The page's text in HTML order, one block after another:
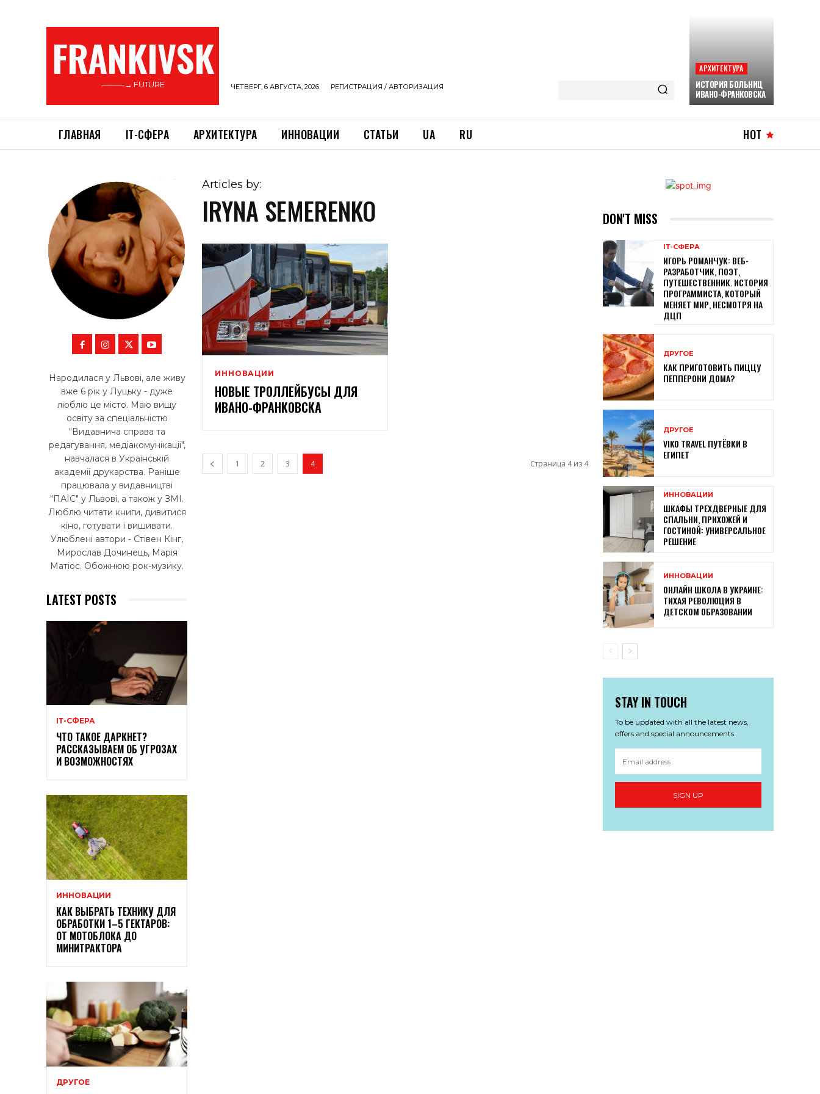
FRANKIVSK
———→ FUTURE ЧЕТВЕРГ, 6 АВГУСТА, 2026 РЕГИСТРАЦИЯ / АВТОРИЗАЦИЯ
АРХИТЕКТУРА
ИСТОРИЯ БОЛЬНИЦ
ИВАНО-ФРАНКОВСКА
ГЛАВНАЯ ІТ-СФЕРА АРХИТЕКТУРА ИННОВАЦИИ СТАТЬИ UA RU HOT
Народилася у Львові, але живу
вже 6 рік у Луцьку - дуже
люблю це місто. Маю вищу
освіту за спеціальністю
"Видавнича справа та
редагування, медіакомунікації",
навчалася в Українській
академії друкарства. Раніше
працювала у видавництві
"ПАІС" у Львові, а також у ЗМІ.
Люблю читати книги, дивитися
кіно, готувати і вишивати.
Улюблені автори - Стівен Кінг,
Мирослав Дочинець, Марія
Матіос. Обожнюю рок-музику.
LATEST POSTS
ІТ-СФЕРА
ЧТО ТАКОЕ ДАРКНЕТ?
РАССКАЗЫВАЕМ ОБ УГРОЗАХ
И ВОЗМОЖНОСТЯХ
ИННОВАЦИИ
КАК ВЫБРАТЬ ТЕХНИКУ ДЛЯ
ОБРАБОТКИ 1–5 ГЕКТАРОВ:
ОТ МОТОБЛОКА ДО
МИНИТРАКТОРА
ДРУГОЕ
Articles by:
IRYNA SEMERENKO
ИННОВАЦИИ
НОВЫЕ ТРОЛЛЕЙБУСЫ ДЛЯ
ИВАНО-ФРАНКОВСКА
1 2 3 4 Страница 4 из 4
DON'T MISS
ІТ-СФЕРА
ИГОРЬ РОМАНЧУК: ВЕБ-
РАЗРАБОТЧИК, ПОЭТ,
ПУТЕШЕСТВЕННИК. ИСТОРИЯ
ПРОГРАММИСТА, КОТОРЫЙ
МЕНЯЕТ МИР, НЕСМОТРЯ НА
ДЦП
ДРУГОЕ
КАК ПРИГОТОВИТЬ ПИЦЦУ
ПЕППЕРОНИ ДОМА?
ДРУГОЕ
VIKO TRAVEL ПУТЁВКИ В
ЕГИПЕТ
ИННОВАЦИИ
ШКАФЫ ТРЕХДВЕРНЫЕ ДЛЯ
СПАЛЬНИ, ПРИХОЖЕЙ И
ГОСТИНОЙ: УНИВЕРСАЛЬНОЕ
РЕШЕНИЕ
ИННОВАЦИИ
ОНЛАЙН ШКОЛА В УКРАИНЕ:
ТИХАЯ РЕВОЛЮЦИЯ В
ДЕТСКОМ ОБРАЗОВАНИИ
STAY IN TOUCH
To be updated with all the latest news,
offers and special announcements.
SIGN UP